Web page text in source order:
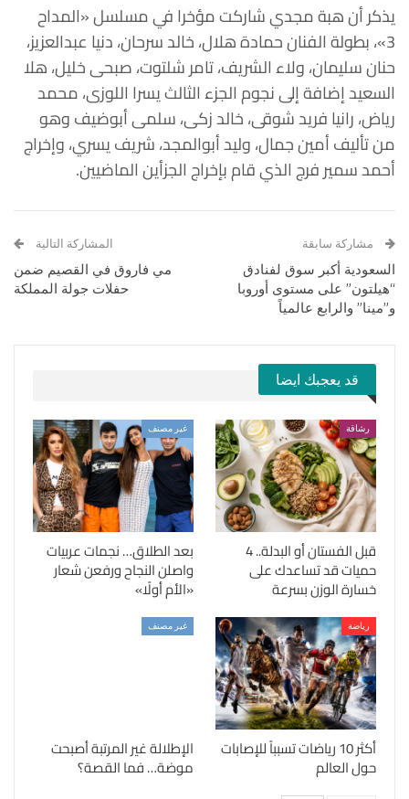
يذكر أن هبة مجدي شاركت مؤخرا في مسلسل «المداح
3»، بطولة الفنان حمادة هلال، خالد سرحان، دنيا عبدالعزيز،
حنان سليمان، ولاء الشريف، تامر شلتوت، صبحى خليل، هلا
السعيد إضافة إلى نجوم الجزء الثالث يسرا اللوزى، محمد
رياض، رانيا فريد شوقى، خالد زكى، سلمى أبوضيف وهو
من تأليف أمين جمال، وليد أبوالمجد، شريف يسري، وإخراج
أحمد سمير فرج الذي قام بإخراج الجزأين الماضيين.
مشاركة سابقة
السعودية أكبر سوق لفنادق
“هيلتون” على مستوى أوروبا
و”مينا” والرابع عالمياً
المشاركة التالية
مي فاروق في القصيم ضمن
حفلات جولة المملكة
قد يعجبك ايضا
رشاقة
قبل الفستان أو البدلة.. 4
حميات قد تساعدك على
خسارة الوزن بسرعة
غير مصنف
بعد الطلاق… نجمات عربيات
واصلن النجاح ورفعن شعار
«الأم أولًا»
رياضة
أكثر 10 رياضات تسبباً للإصابات
حول العالم
غير مصنف
الإطلالة غير المرتبة أصبحت
موضة… فما القصة؟